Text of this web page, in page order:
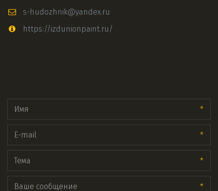
s-hudozhnik@yandex.ru
https://izdunionpaint.ru/
*
*
*
*